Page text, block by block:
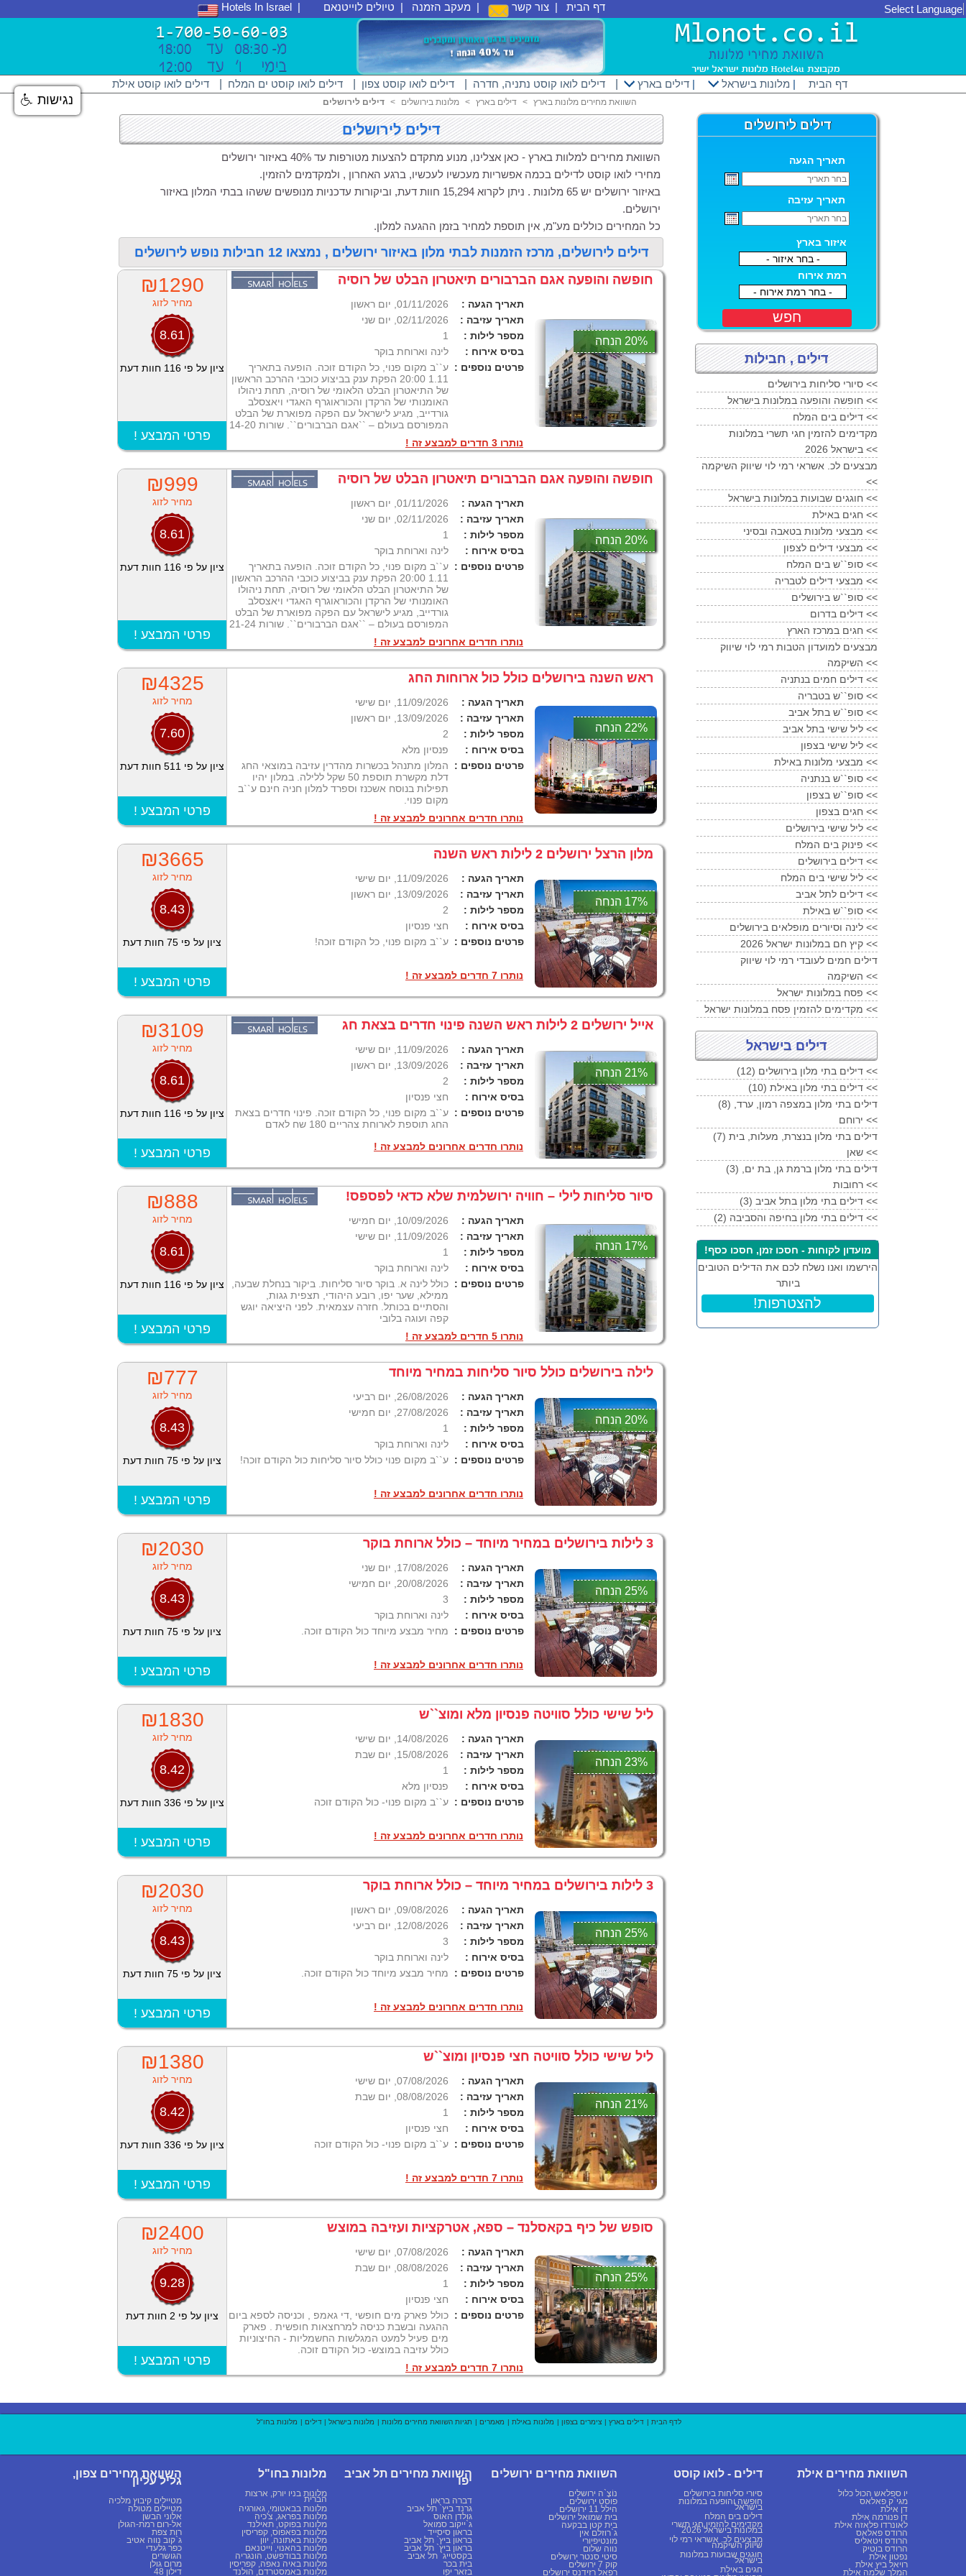
Hotels In Israel | טיולים לוייטנאם | מעקב הזמנה | צור קשר | דף הבית Select Language
דילים לואו קוסט אילת דילים לואו קוסט ים המלח דילים לואו קוסט צפון דילים לואו קוסט נתניה, חדרה דילים בארץ| מלונות בישראל | דף הבית
דילים לירושלים < מלונות בירושלים < דילים בארץ < השוואת מחירים מלונות בארץ
דילים לירושלים
השוואת מחירים למלוות בארץ - כאן אצלינו, מנוע מתקדם להצעות מטורפות עד 40% באיזור ירושלים
מחירי לואו קוסט לדילים בכמה אפשריות מעכשיו לעכשיו, ברגע האחרון , ולמקדמים להזמין.
באיזור ירושלים יש 65 מלונות . ניתן לקרוא 15,294 חוות דעת, וביקורות עדכניות מנופשים ששהו בבתי המלון באיזור
ירושלים.
כל המחירים כוללים מע"מ, אין תוספת למחיר בזמן ההגעה למלון.
דילים לירושלים, מרכז הזמנות לבתי מלון באיזור ירושלים , נמצאו 12 חבילות נופש לירושלים
₪1290
מחיר לזוג
8.61
ציון על פי 116 חוות דעת
! פרטי המבצע
חופשה והופעה אגם הברבורים תיאטרון הבלט של רוסיה
תאריך הגעה :
01/11/2026, יום ראשון
תאריך עזיבה :
02/11/2026, יום שני
מספר לילות :
1
בסיס אירוח :
לינה וארוחת בוקר
פרטים נוספים : ע``ב מקום פנוי, כל הקודם זוכה. הופעה בתאריך
1.11 20:00 הפקת ענק בביצוע כוכבי ההרכב הראשון
של התיאטרון הבלט הלאומי של רוסיה, תחת ניהולו
האומנותי של הרקדן והכוראוגרף האגדי ויאצסלב
גורדייב, מגיע לישראל עם הפקה מפוארת של הבלט
המפורסם בעולם – ``אגם הברבורים``. שורות 14-20
נותרו 3 חדרים למבצע זה !
20% הנחה
₪999
מחיר לזוג
8.61
ציון על פי 116 חוות דעת
! פרטי המבצע
חופשה והופעה אגם הברבורים תיאטרון הבלט של רוסיה
תאריך הגעה :
01/11/2026, יום ראשון
תאריך עזיבה :
02/11/2026, יום שני
מספר לילות :
1
בסיס אירוח :
לינה וארוחת בוקר
פרטים נוספים : ע``ב מקום פנוי, כל הקודם זוכה. הופעה בתאריך
1.11 20:00 הפקת ענק בביצוע כוכבי ההרכב הראשון
של התיאטרון הבלט הלאומי של רוסיה, תחת ניהולו
האומנותי של הרקדן והכוראוגרף האגדי ויאצסלב
גורדייב, מגיע לישראל עם הפקה מפוארת של הבלט
המפורסם בעולם – ``אגם הברבורים``. שורות 21-24
נותרו חדרים אחרונים למבצע זה !
20% הנחה
₪4325
מחיר לזוג
7.60
ציון על פי 511 חוות דעת
! פרטי המבצע
ראש השנה בירושלים כולל כול ארוחות החג
תאריך הגעה :
11/09/2026, יום שישי
תאריך עזיבה :
13/09/2026, יום ראשון
מספר לילות :
2
בסיס אירוח :
פנסיון מלא
פרטים נוספים :
המלון מתנהל בכשרות מהדרין עזיבה במוצאי החג
דלת מקשרת תוספת 50 שקל ללילה. במלון יהיו
תפילות בנוסח אשכנז וספרד למלון חניה חינם ע``ב
מקום פנוי.
נותרו חדרים אחרונים למבצע זה !
22% הנחה
₪3665
מחיר לזוג
8.43
ציון על פי 75 חוות דעת
! פרטי המבצע
מלון הרצל ירושלים 2 לילות ראש השנה
תאריך הגעה :
11/09/2026, יום שישי
תאריך עזיבה :
13/09/2026, יום ראשון
מספר לילות :
2
בסיס אירוח :
חצי פנסיון
פרטים נוספים : ע``ב מקום פנוי, כל הקודם זוכה!
נותרו 7 חדרים למבצע זה !
17% הנחה
₪3109
מחיר לזוג
8.61
ציון על פי 116 חוות דעת
! פרטי המבצע
אייל ירושלים 2 לילות ראש השנה פינוי חדרים בצאת חג
תאריך הגעה :
11/09/2026, יום שישי
תאריך עזיבה :
13/09/2026, יום ראשון
מספר לילות :
2
בסיס אירוח :
חצי פנסיון
פרטים נוספים : ע``ב מקום פנוי, כל הקודם זוכה. פינוי חדרים בצאת
החג תוספת לארוחת צהריים 180 שח לאדם
נותרו חדרים אחרונים למבצע זה !
21% הנחה
₪888
מחיר לזוג
8.61
ציון על פי 116 חוות דעת
! פרטי המבצע
סיור סליחות לילי – חוויה ירושלמית שלא כדאי לפספס!
תאריך הגעה :
10/09/2026, יום חמישי
תאריך עזיבה :
11/09/2026, יום שישי
מספר לילות :
1
בסיס אירוח :
לינה וארוחת בוקר
פרטים נוספים : כולל לינה א. בוקר סיור סליחות. ביקור בנחלת שבעה,
ממילא, שער יפו, רובע היהודי, תצפית גגות,
והסתיים בכותל. חזרה עצמאית. לפני היציאה יוגש
קפה ועוגה בלובי
נותרו 5 חדרים למבצע זה !
17% הנחה
₪777
מחיר לזוג
8.43
ציון על פי 75 חוות דעת
! פרטי המבצע
לילה בירושלים כולל סיור סליחות במחיר מיוחד
תאריך הגעה :
26/08/2026, יום רביעי
תאריך עזיבה :
27/08/2026, יום חמישי
מספר לילות :
1
בסיס אירוח :
לינה וארוחת בוקר
פרטים נוספים : ע``ב מקום פנוי כולל סיור סליחות כול הקודם זוכה!
נותרו חדרים אחרונים למבצע זה !
20% הנחה
₪2030
מחיר לזוג
8.43
ציון על פי 75 חוות דעת
! פרטי המבצע
3 לילות בירושלים במחיר מיוחד – כולל ארוחת בוקר
תאריך הגעה :
17/08/2026, יום שני
תאריך עזיבה :
20/08/2026, יום חמישי
מספר לילות :
3
בסיס אירוח :
לינה וארוחת בוקר
פרטים נוספים :
מחיר מבצע מיוחד כול הקודם זוכה.
נותרו חדרים אחרונים למבצע זה !
25% הנחה
₪1830
מחיר לזוג
8.42
ציון על פי 336 חוות דעת
! פרטי המבצע
ליל שישי כולל סוויטה פנסיון מלא ומוצ``ש
תאריך הגעה :
14/08/2026, יום שישי
תאריך עזיבה :
15/08/2026, יום שבת
מספר לילות :
1
בסיס אירוח :
פנסיון מלא
פרטים נוספים : ע``ב מקום פנוי- כול הקודם זוכה
נותרו חדרים אחרונים למבצע זה !
23% הנחה
₪2030
מחיר לזוג
8.43
ציון על פי 75 חוות דעת
! פרטי המבצע
3 לילות בירושלים במחיר מיוחד – כולל ארוחת בוקר
תאריך הגעה :
09/08/2026, יום ראשון
תאריך עזיבה :
12/08/2026, יום רביעי
מספר לילות :
3
בסיס אירוח :
לינה וארוחת בוקר
פרטים נוספים :
מחיר מבצע מיוחד כול הקודם זוכה.
נותרו חדרים אחרונים למבצע זה !
25% הנחה
₪1380
מחיר לזוג
8.42
ציון על פי 336 חוות דעת
! פרטי המבצע
ליל שישי כולל סוויטה חצי פנסיון ומוצ``ש
תאריך הגעה :
07/08/2026, יום שישי
תאריך עזיבה :
08/08/2026, יום שבת
מספר לילות :
1
בסיס אירוח :
חצי פנסיון
פרטים נוספים : ע``ב מקום פנוי- כול הקודם זוכה
נותרו 7 חדרים למבצע זה !
21% הנחה
₪2400
מחיר לזוג
9.28
ציון על פי 2 חוות דעת
! פרטי המבצע
סופש של כיף בקאסלנד – ספא, אטרקציות ועזיבה במוצש
תאריך הגעה :
07/08/2026, יום שישי
תאריך עזיבה :
08/08/2026, יום שבת
מספר לילות :
1
בסיס אירוח :
חצי פנסיון
פרטים נוספים : כולל פארק מים חופשי ,די גאמפ , וכניסה לספא ביום
ההגעה ובשבת כניסה למרחצאות חופשית . פארק
מים פעיל למעט המגלשות החשמליות - החיצוניות
כולל עזיבה במוצש- כול הקודם זוכה.
נותרו 7 חדרים למבצע זה !
25% הנחה
דילים לירושלים
תאריך הגעה
תאריך עזיבה
איזור בארץ
- בחר איזור -
רמת אירוח
- בחר רמת אירוח -
חפש
דילים , חבילות
סיורי סליחות בירושלים <<
חופשה והופעה במלונות בישראל <<
דילים בים המלח <<
מקדימים להזמין חגי תשרי במלונות
בישראל 2026 <<
מבצעים לכ. אשראי רמי לוי שיווק השיקמה
<<
חוגגים שבועות במלונות בישראל <<
חגים באילת <<
מבצעי מלונות בטאבה ובסיני <<
מבצעי דילים לצפון <<
סופ``ש בים המלח <<
מבצעי דילים לטבריה <<
סופ``ש בירושלים <<
דילים בדרום <<
חגים במרכז הארץ <<
מבצעים למועדון הטבות רמי לוי שיווק
השיקמה <<
דילים חמים בנתניה <<
סופ``ש בטבריה <<
סופ``ש בתל אביב <<
ליל שישי בתל אביב <<
ליל שישי בצפון <<
מבצעי מלונות באילת <<
סופ``ש בנתניה <<
סופ``ש בצפון <<
חגים בצפון <<
ליל שישי בירושלים <<
פינוק בים המלח <<
דילים בירושלים <<
ליל שישי בים המלח <<
דילים לתל אביב <<
סופ``ש באילת <<
לינה וסיורים מופלאים בירושלים <<
קיץ חם במלונות ישראל 2026 <<
דילים חמים לעובדי רמי לוי שיווק
השיקמה <<
פסח במלונות ישראל <<
מקדימים להזמין פסח במלונות ישראל <<
דילים בישראל
(12) דילים בתי מלון בירושלים <<
(10) דילים בתי מלון באילת <<
(8) דילים בתי מלון במצפה רמון, ערד,
ירוחם <<
(7) דילים בתי מלון בנצרת, מעלות, בית
שאן <<
(3) דילים בתי מלון ברמת גן, בת ים,
רחובות <<
(3) דילים בתי מלון בתל אביב <<
(2) דילים בתי מלון בחיפה והסביבה <<
מועדון לקוחות - חסכו זמן, חסכו כסף!
הירשמו ואנו נשלח לכם את הדילים הטובים
ביותר
!להצטרפות
לדף הבית | דילים בארץ | צימרים בצפון | מלונות באילת | מאמרים | תגיות השוואת מחירים מלונות | מלונות בישראל | דילים | מלונות בחו"ל
השוואת מחירים אילת
יו ספלאש הכול כלול
מגי`ק פאלאס
דן אילת
דן פנורמה אילת
לאונרדו פלאזה אילת
הרודס פאלאס
הרודס ויטאליס
הרודס בוטיק
נפטון אילת
רויאל ביץ אילת
המלך שלמה אילת
דילים - לואו קוסט
סיורי סליחות בירושלים
חופשה והופעה במלונות
בישראל
דילים בים המלח
מקדימים להזמין חגי תשרי
במלונות בישראל 2026
מבצעים לכ. אשראי רמי לוי
שיווק השיקמה
חוגגים שבועות במלונות
בישראל
חגים באילת
השוואת מחירים ירושלים
נוֹצֶ`ה ירושלים
פוסט ירושלים
הילל 11 ירושלים
בית שמואל ירושלים
בית קטן בבקעה
ג`רוזלם אין
מונטיפיורי
נווה שלום
סיטי סנטר ירושלים
קוק 7 ירושלים
רפאל רזידנס ירושלים
השוואת מחירים תל אביב
יפו
דברה בראון
גרנד ביץ` תל אביב
גולדן האוס
ג`ייקוב סמואל
בראון סיסייד
בראון ביץ` תל אביב
בראון ביץ` תל אביב
בקסטייג` תל אביב
בית בכר
בזאר יפו
מלונות בחו"ל
מלונות בניו יורק, ארצות
הברית
מלונות בבאטומי, גאורגיה
מלונות בפראג, צ'כיה
מלונות בפוקט, תאילנד
מלונות בפאפוס, קפריסין
מלונות באתונה, יוון
מלונות בהאנוי, וייטנאם
מלונות בבודפשט, הונגריה
מלונות באיה נאפה, קפריסין
מלונות באמסטרדם, הולנד
השוואת מחירים צפון,
גליל עליון
מטיילים קיבוץ מלכיה
מטיילים מטולה
אלוני הבשן
אל-רום רמת-הגולן
רות צפת
ג`קוב נווה אטיב
כפר גלעדי
הגושרים
מרום גולן
דילון 48
נגישות